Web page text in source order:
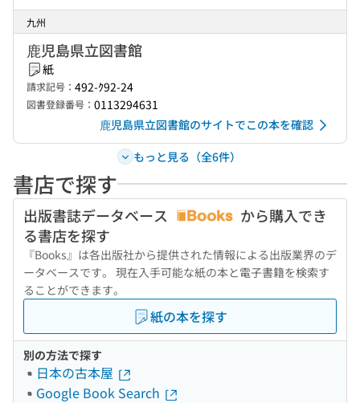
九州
鹿児島県立図書館
紙
請求記号： 492-ｸ92-24
図書登録番号： 0113294631
鹿児島県立図書館のサイトでこの本を確認
もっと見る（全6件）
書店で探す
出版書誌データベース
から購入でき
る書店を探す
『Books』は各出版社から提供された情報による出版業界のデ
ータベースです。 現在入手可能な紙の本と電子書籍を検索す
ることができます。
紙の本を探す
別の方法で探す
日本の古本屋
Google Book Search